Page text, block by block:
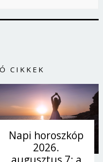
CIKKEK
Napi horoszkóp
2026.